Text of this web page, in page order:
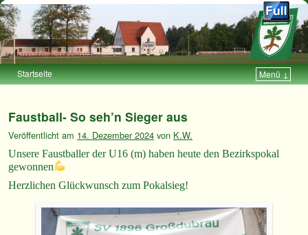
Startseite Menü ↓
Faustball- So seh’n Sieger aus
Veröffentlicht am 14. Dezember 2024 von K.W.
Unsere Faustballer der U16 (m) haben heute den Bezirkspokal
gewonnen
Herzlichen Glückwunsch zum Pokalsieg!